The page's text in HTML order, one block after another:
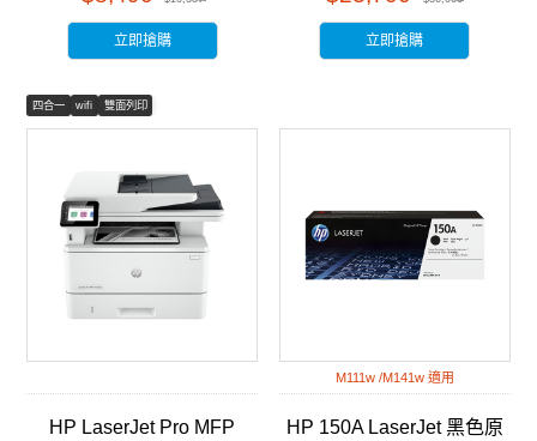
立即搶購 立即搶購
四合一 wifi 雙面列印
HP LaserJet Pro MFP
M111w /M141w 適用
HP 150A LaserJet 黑色原